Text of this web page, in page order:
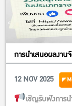
การนำเสนอผลงาน
12 NOV 2025
เชิญรับฟังการ